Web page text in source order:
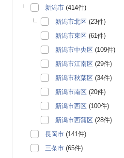
新潟市 (414件)
新潟市北区 (23件)
新潟市東区 (61件)
新潟市中央区 (109件)
新潟市江南区 (29件)
新潟市秋葉区 (34件)
新潟市南区 (20件)
新潟市西区 (100件)
新潟市西蒲区 (28件)
長岡市 (141件)
三条市 (65件)